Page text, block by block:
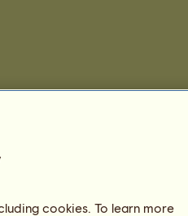
cookies. To learn more